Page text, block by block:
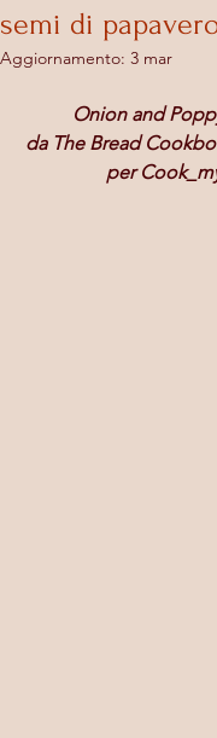
semi di
Aggiornamento: 3 mar
Onion and
da The Bread
per